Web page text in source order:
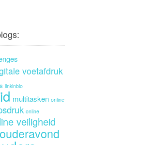
voetafdruk
linkinbio
multitasken online
online
veiligheid
ouderavond